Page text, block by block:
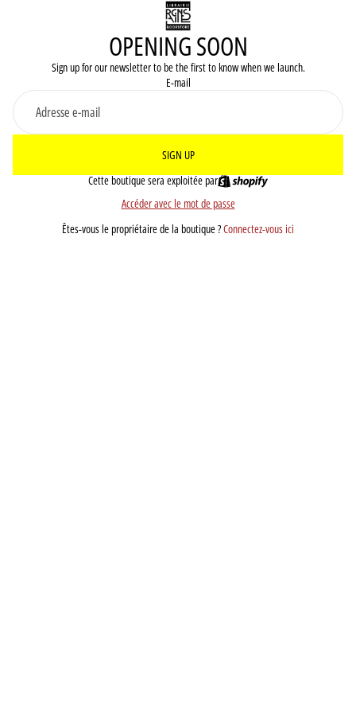
OPENING SOON
Sign up for our newsletter to be the first to know when we launch.
E-mail
SIGN UP
Cette boutique sera exploitée par
Accéder avec le mot de passe
Êtes-vous le propriétaire de la boutique ?Connectez-vous ici